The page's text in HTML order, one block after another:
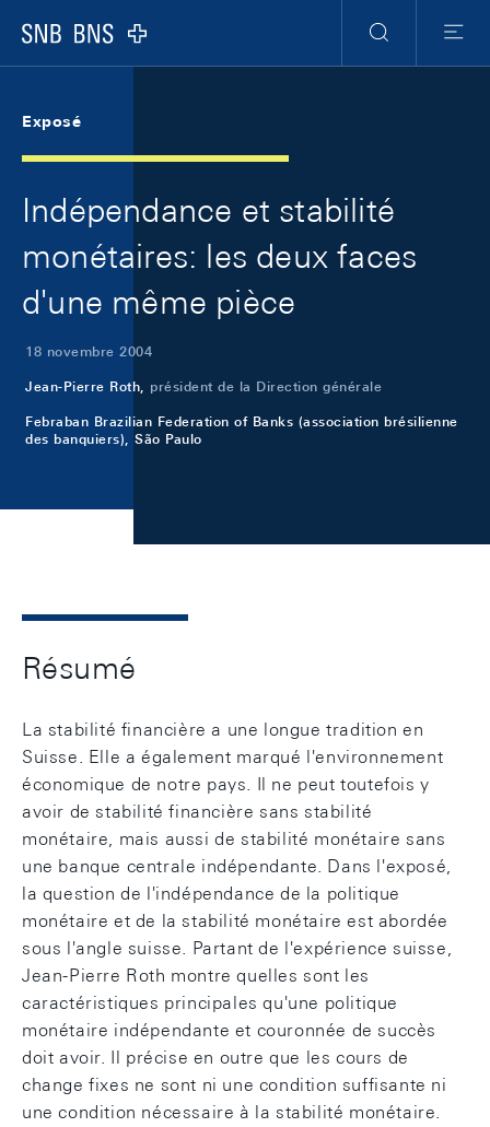
Logo
RechercheMenu
Exposé
Indépendance et stabilité
monétaires: les deux faces
d'une même pièce
18 novembre 2004
Jean-Pierre Roth, président de la Direction générale
Febraban Brazilian Federation of Banks (association brésilienne
des banquiers), São Paulo
Résumé
La stabilité financière a une longue tradition en
Suisse. Elle a également marqué l'environnement
économique de notre pays. Il ne peut toutefois y
avoir de stabilité financière sans stabilité
monétaire, mais aussi de stabilité monétaire sans
une banque centrale indépendante. Dans l'exposé,
la question de l'indépendance de la politique
monétaire et de la stabilité monétaire est abordée
sous l'angle suisse. Partant de l'expérience suisse,
Jean-Pierre Roth montre quelles sont les
caractéristiques principales qu'une politique
monétaire indépendante et couronnée de succès
doit avoir. Il précise en outre que les cours de
change fixes ne sont ni une condition suffisante ni
une condition nécessaire à la stabilité monétaire.